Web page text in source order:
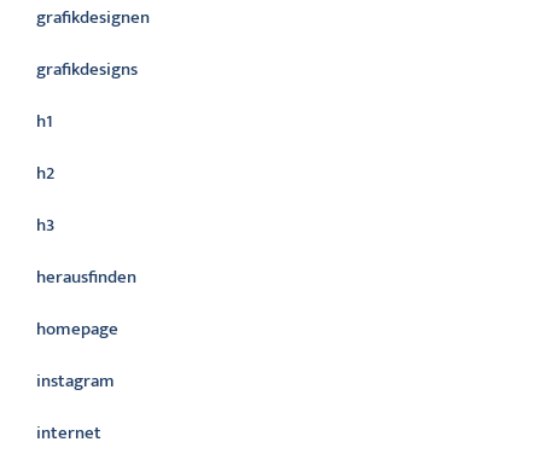
grafikdesignen
grafikdesigns
h1
h2
h3
herausfinden
homepage
instagram
internet